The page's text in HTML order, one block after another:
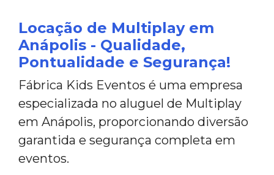
Locação de Multiplay em
Anápolis - Qualidade,
Pontualidade e Segurança!
Fábrica Kids Eventos é uma empresa
especializada no aluguel de Multiplay
em Anápolis, proporcionando diversão
garantida e segurança completa em
eventos.